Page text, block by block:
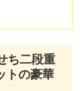
ち二段重
トの豪華